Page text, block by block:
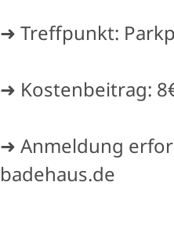
➜ Treffpunkt:
➜ Kostenbeitrag:
➜ Anmeldung
badehaus.de